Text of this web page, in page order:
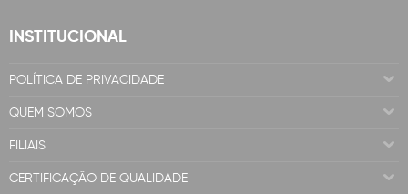
INSTITUCIONAL
POLÍTICA DE PRIVACIDADE
QUEM SOMOS
FILIAIS
CERTIFICAÇÃO DE QUALIDADE